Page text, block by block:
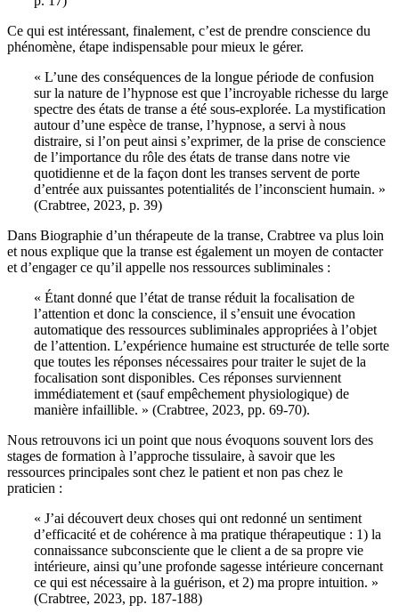
Ce qui est intéressant, finalement, c’est de prendre conscience du
phénomène, étape indispensable pour mieux le gérer.
« L’une des conséquences de la longue période de confusion
sur la nature de l’hypnose est que l’incroyable richesse du large
spectre des états de transe a été sous-explorée. La mystification
autour d’une espèce de transe, l’hypnose, a servi à nous
distraire, si l’on peut ainsi s’exprimer, de la prise de conscience
de l’importance du rôle des états de transe dans notre vie
quotidienne et de la façon dont les transes servent de porte
d’entrée aux puissantes potentialités de l’inconscient humain. »
(Crabtree, 2023, p. 39)
Dans Biographie d’un thérapeute de la transe, Crabtree va plus loin
et nous explique que la transe est également un moyen de contacter
et d’engager ce qu’il appelle nos ressources subliminales :
« Étant donné que l’état de transe réduit la focalisation de
l’attention et donc la conscience, il s’ensuit une évocation
automatique des ressources subliminales appropriées à l’objet
de l’attention. L’expérience humaine est structurée de telle sorte
que toutes les réponses nécessaires pour traiter le sujet de la
focalisation sont disponibles. Ces réponses surviennent
immédiatement et (sauf empêchement physiologique) de
manière infaillible. » (Crabtree, 2023, pp. 69-70).
Nous retrouvons ici un point que nous évoquons souvent lors des
stages de formation à l’approche tissulaire, à savoir que les
ressources principales sont chez le patient et non pas chez le
praticien :
« J’ai découvert deux choses qui ont redonné un sentiment
d’efficacité et de cohérence à ma pratique thérapeutique : 1) la
connaissance subconsciente que le client a de sa propre vie
intérieure, ainsi qu’une profonde sagesse intérieure concernant
ce qui est nécessaire à la guérison, et 2) ma propre intuition. »
(Crabtree, 2023, pp. 187-188)